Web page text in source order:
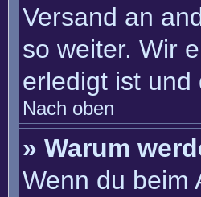
Versand an
so weiter. Wir
erledigt ist und
Nach oben
» Warum
Wenn du beim